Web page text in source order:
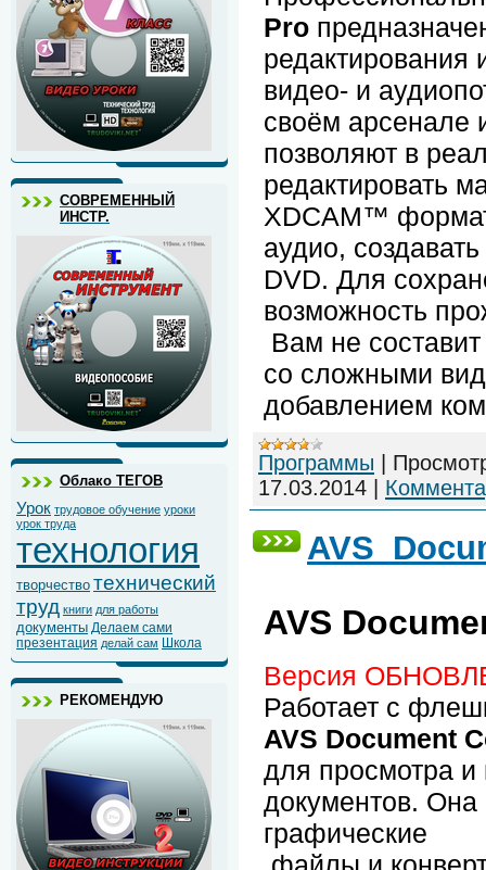
СОВРЕМЕННЫЙ
ИНСТР.
Облако ТЕГОВ
Урок трудовое обучение уроки
урок труда
технология
творчество технический
труд книги для работы
документы Делаем сами
презентация делай сам Школа
РЕКОМЕНДУЮ
Pro
редактирования
видео- и
своём арсенале
позволяют в
редактировать
XDCAM™
аудио,
DVD. Для
возможность
Вам не
со сложными
добавлением
Программы
17.03.2014
AVS
Версия
Работает с
AVS Document
для просмотра и
документов. Она
графические